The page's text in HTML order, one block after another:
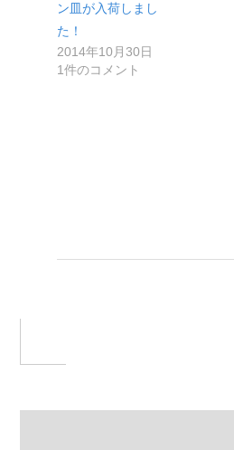
ン皿が入荷しまし
た！
2014年10月30日
1件のコメント